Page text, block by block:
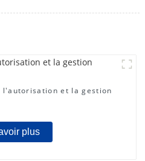
l'autorisation et la gestion
plus